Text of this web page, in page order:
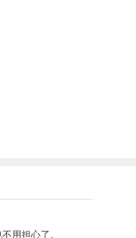
用担心了。